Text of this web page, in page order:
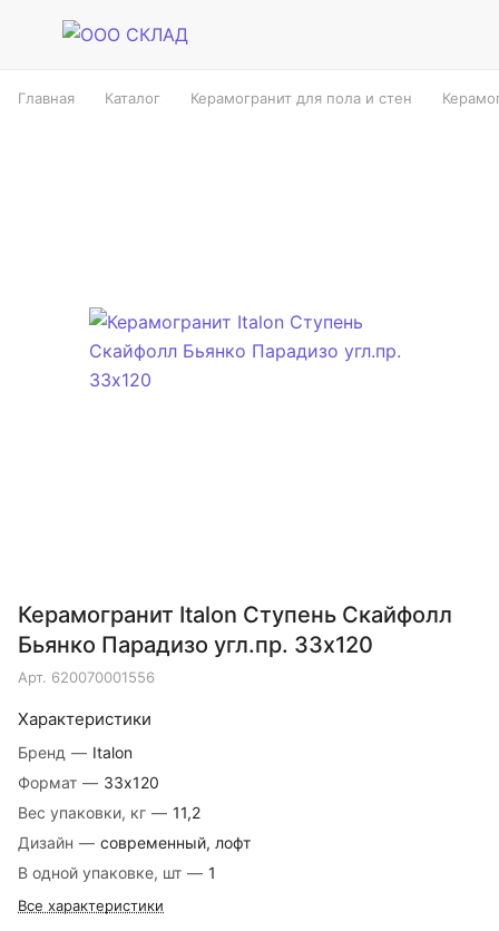
Главная Каталог Керамогранит для пола и стен
Керамогранит Italon Ступень Скайфолл
Бьянко Парадизо угл.пр. 33х120
Арт. 620070001556
Характеристики
Бренд — Italon
Формат — 33х120
Вес упаковки, кг — 11,2
Дизайн — современный, лофт
В одной упаковке, шт — 1
Все характеристики